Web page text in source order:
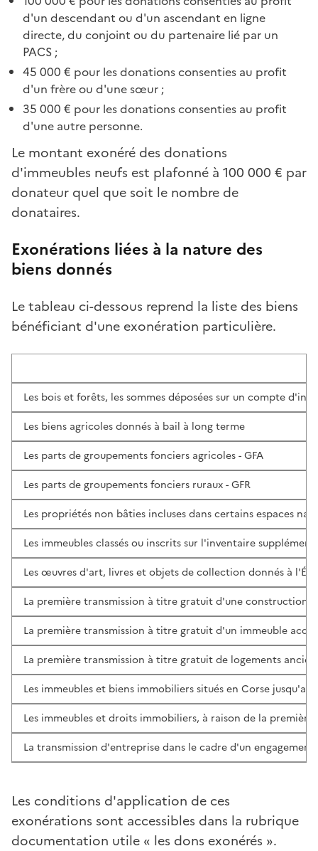
d'un descendant ou d'un ascendant en ligne
directe, du conjoint ou du partenaire lié par un
PACS ;
45 000 € pour les donations consenties au profit
d'un frère ou d'une sœur ;
35 000 € pour les donations consenties au profit
d'une autre personne.
Le montant exonéré des donations
d'immeubles neufs est plafonné à 100 000 € par
donateur quel que soit le nombre de
donataires.
Exonérations liées à la nature des
biens donnés
Le tableau ci-dessous reprend la liste des biens
bénéficiant d'une exonération particulière.
Les bois et forêts, les sommes déposées sur un compte
Les biens agricoles donnés à bail à long terme
Les parts de groupements fonciers agricoles - GFA
Les parts de groupements fonciers ruraux - GFR
Les propriétés non bâties incluses dans certains espaces
Les immeubles classés ou inscrits sur l'inventaire
Les œuvres d'art, livres et objets de collection donnés à
La première transmission à titre gratuit d'une construction
La première transmission à titre gratuit d'un immeuble
La première transmission à titre gratuit de logements
Les immeubles et biens immobiliers situés en Corse jusqu'au
Les immeubles et droits immobiliers, à raison de la
La transmission d'entreprise dans le cadre d'un
Les conditions d'application de ces
exonérations sont accessibles dans la rubrique
documentation utile « les dons exonérés ».